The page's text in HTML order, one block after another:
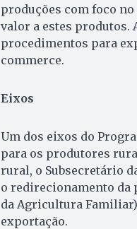
produções com foco
valor a estes produtos.
procedimentos para
commerce.
Eixos
Um dos eixos do
para os produtores
rural, o Subsecretário
o redirecionamento da
da Agricultura
exportação.